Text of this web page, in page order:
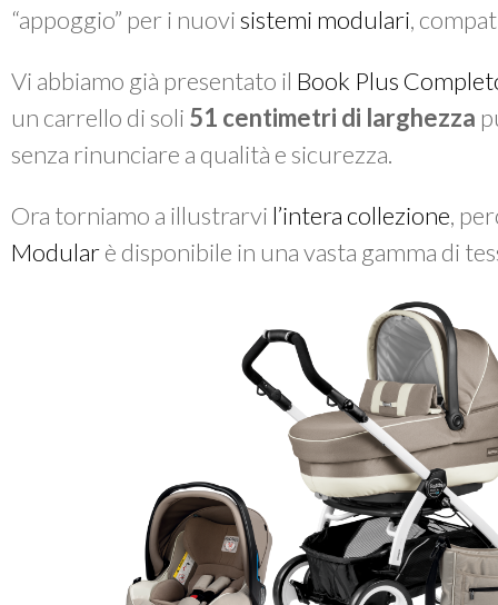
“appoggio” per i nuovisistemi modulari,
Vi abbiamo già presentato il Book Plus
un carrello di soli 51 centimetri di larghezza
senza rinunciare a qualità e sicurezza.
Ora torniamo a illustrarvi l’intera collezione,
Modularè disponibile in una vasta gamma di